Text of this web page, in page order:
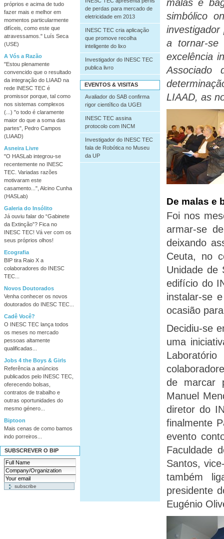
próprios e acima de tudo
fazer mais e melhor em
momentos particularmente
difíceis, como este que
atravessamos." Luís Seca
(USE)
A Vós a Razão
"Estou plenamente
convencido que o resultado
da integração do LIAAD na
rede INESC TEC é
promissor porque, tal como
nos sistemas complexos
(...) "o todo é claramente
maior do que a soma das
partes", Pedro Campos
(LIAAD)
Asneira Livre
"O HASLab integrou-se
recentemente no INESC
TEC. Variadas razões
motivaram este
casamento...", Alcino Cunha
(HASLab)
Galeria do Insólito
Já ouviu falar do “Gabinete
da Extinção”? Fica no
INESC TEC! Vá ver com os
seus próprios olhos!
Ecografia
BIP tira Raio X a
colaboradores do INESC
TEC...
Novos Doutorados
Venha conhecer os novos
doutorados do INESC TEC...
Cadê Você?
O INESC TEC lança todos
os meses no mercado
pessoas altamente
qualificadas...
Jobs 4 the Boys & Girls
Referência a anúncios
publicados pelo INESC TEC,
oferecendo bolsas,
contratos de trabalho e
outras oportunidades do
mesmo género...
Biptoon
Mais cenas de como bamos
indo porreiros...
SUBSCREVER O BIP
de perdas para mercado de
eletricidade em 2013
INESC TEC cria aplicação
que promove recolha
inteligente do lixo
Investigador do INESC TEC
publica livro
EVENTOS & VISITAS
Avaliador do SAB confirma
rigor científico da UGEI
INESC TEC assina
protocolo com INCM
Investigador do INESC TEC
fala de Robótica no Museu
da UP
malas e
simbólico
a tornar-se
excelência
LIAAD, as
De malas e
Foi nos
armar-se
deixando
Ceuta, no
Unidade de
edifício do
instalar-se
ocasião
Decidiu-se
uma
de marcar
Manuel
diretor do
finalmente
evento
Faculdade
Santos,
também
presidente
Eugénio